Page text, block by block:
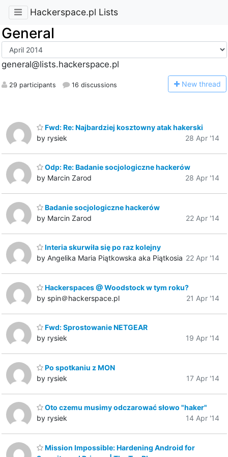
Hackerspace.pl Lists
General
general@lists.hackerspace.pl
29 participants 16 discussions New thread
Fwd: Re: Najbardziej kosztowny atak hakerski
by rysiek
28 Apr '14
Odp: Re: Badanie socjologiczne hackerów
by Marcin Zarod
28 Apr '14
Badanie socjologiczne hackerów
by Marcin Zarod
22 Apr '14
Interia skurwiła się po raz kolejny
by Angelika Maria Piątkowska aka Piątkosia 22 Apr '14
Hackerspaces @ Woodstock w tym roku?
by spin＠hackerspace.pl
21 Apr '14
Fwd: Sprostowanie NETGEAR
by rysiek
19 Apr '14
Po spotkaniu z MON
by rysiek
17 Apr '14
Oto czemu musimy odczarować słowo "haker"
by rysiek
14 Apr '14
Mission Impossible: Hardening Android for